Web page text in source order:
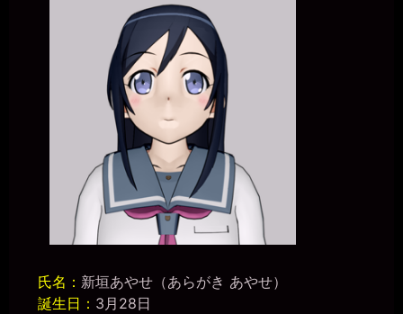
氏名： 新垣あやせ（あらがき あやせ）
誕生日： 3月28日